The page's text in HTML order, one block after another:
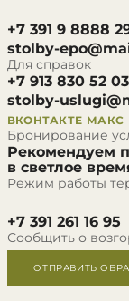
+7 391 9 8888
stolby-
Для справок
+7 913 830 52 03
stolby-
ВКОНТАКТЕ МАКС
Бронирование
Рекомендуем
в светлое
Режим работы
+7 391 261 16 95
Сообщить о
ОТПРАВИТЬ